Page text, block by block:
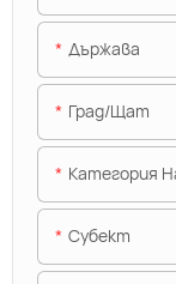
Държава
Град/щат
Категория
Субект